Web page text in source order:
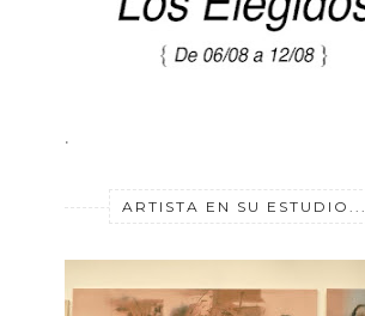
.
ARTISTA EN SU ESTUDIO...